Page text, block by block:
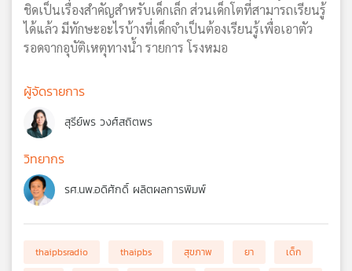
ชิดเป็นเรื่องสำคัญสำหรับเด็กเล็ก ส่วนเด็กโตที่สามารถเรียนรู้
ได้แล้ว มีทักษะอะไรบ้างที่เด็กจำเป็นต้องเรียนรู้เพื่อเอาตัว
รอดจากอุบัติเหตุทางน้ำ รายการ โรงหมอ
ผู้จัดรายการ
สุรีย์พร วงศ์สถิตพร
วิทยากร
รศ.นพ.อดิศักดิ์ ผลิตผลการพิมพ์
thaipbsradio thaipbs สุขภาพ ยา
เด็ก